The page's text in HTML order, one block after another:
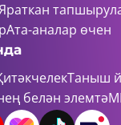
Ата-аналар өчен
Таныш
белән элемтә